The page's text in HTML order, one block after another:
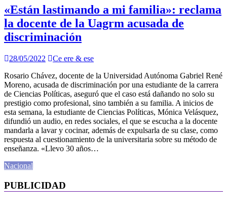
«Están lastimando a mi familia»: reclama
la docente de la Uagrm acusada de
discriminación
28/05/2022
Ce ere & ese
Rosario Chávez, docente de la Universidad Autónoma Gabriel René
Moreno, acusada de discriminación por una estudiante de la carrera
de Ciencias Políticas, aseguró que el caso está dañando no solo su
prestigio como profesional, sino también a su familia. A inicios de
esta semana, la estudiante de Ciencias Políticas, Mónica Velásquez,
difundió un audio, en redes sociales, el que se escucha a la docente
mandarla a lavar y cocinar, además de expulsarla de su clase, como
respuesta al cuestionamiento de la universitaria sobre su método de
enseñanza. «Llevo 30 años…
Nacional
PUBLICIDAD